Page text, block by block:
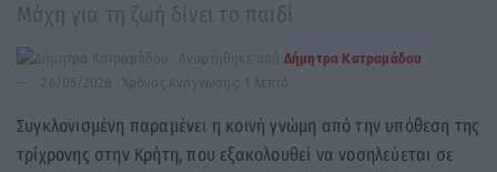
Μάχη για τη ζωή δίνει το παιδί
Αναρτήθηκε από Δήμητρα Κατραμάδου
26/05/2026
Χρόνος Ανάγνωσης: 1 λεπτό
Συγκλονισμένη παραμένει η κοινή γνώμη από την υπόθεση της
τρίχρονης στην Κρήτη, που εξακολουθεί να νοσηλεύεται σε